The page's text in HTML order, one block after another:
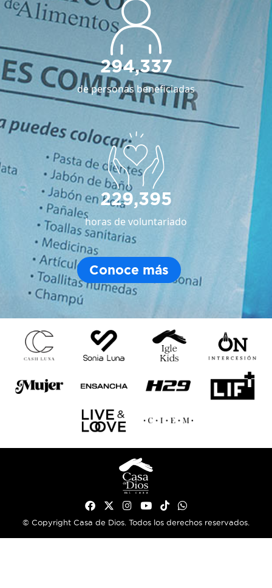
294,337
de personas beneficiadas
229,395
horas de voluntariado
Conoce más
© Copyright Casa de Dios. Todos los derechos reservados.